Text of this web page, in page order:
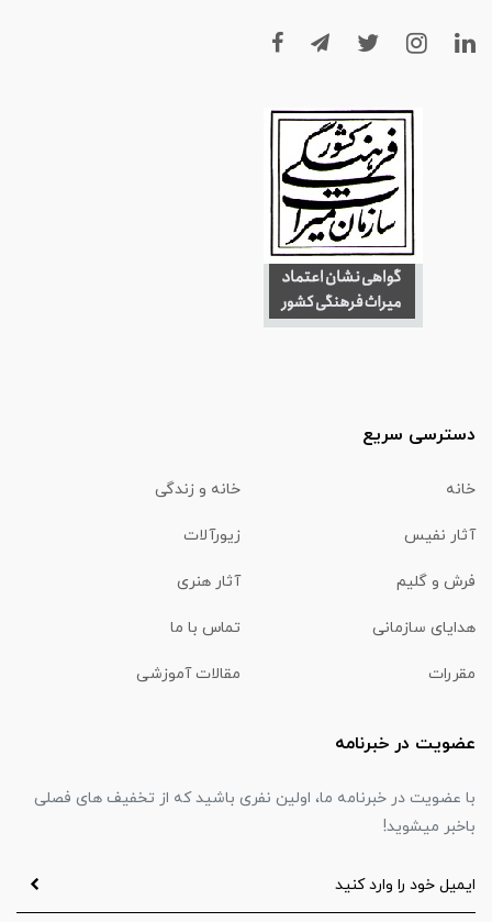
دسترسی سریع
خانه خانه و زندگی
آثار نفیس زیورآلات
فرش و گلیم آثار هنری
هدایای سازمانی تماس با ما
مقررات مقالات آموزشی
عضویت در خبرنامه
با عضویت در خبرنامه ما، اولین نفری باشید که از تخفیف های فصلی
باخبر میشوید!